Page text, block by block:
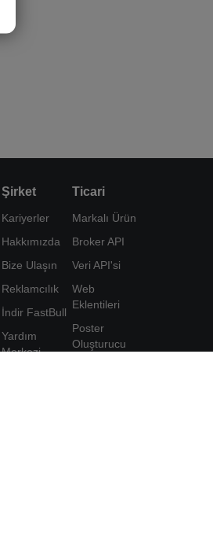
Şirket
Kariyerler
Hakkımızda
Bize Ulaşın
Reklamcılık
İndir FastBull
Yardım
Merkezi
Ticari
Markalı Ürün
Broker API
Veri API'si
Web
Eklentileri
Poster
Oluşturucu